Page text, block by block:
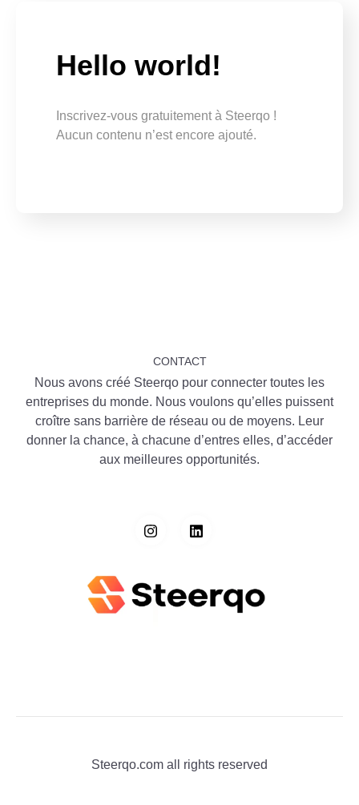
Hello world!
Inscrivez-vous gratuitement à Steerqo !
Aucun contenu n’est encore ajouté.
CONTACT
Nous avons créé Steerqo pour connecter toutes les
entreprises du monde. Nous voulons qu’elles puissent
croître sans barrière de réseau ou de moyens. Leur
donner la chance, à chacune d’entres elles, d’accéder
aux meilleures opportunités.
Steerqo.com all rights reserved